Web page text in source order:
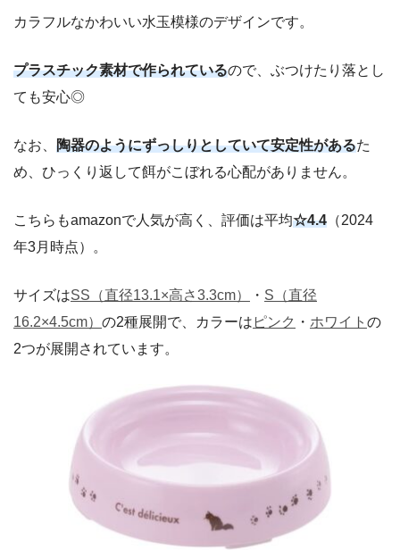
カラフルなかわいい水玉模様のデザインです。
プラスチック素材で作られているので、ぶつけたり落とし
ても安心◎
なお、 陶器のようにずっしりとしていて安定性があるた
め、ひっくり返して餌がこぼれる心配がありません。
こちらもamazonで人気が高く、評価は平均☆4.4 （2024
年3月時点）。
サイズはSS（直径13.1×高さ3.3cm） ・ S（直径
16.2×4.5cm） の2種展開で、カラーは ピンク ・ ホワイト の
2つが展開されています。